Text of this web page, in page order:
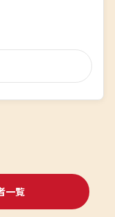
一覧